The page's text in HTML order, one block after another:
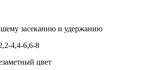
засеканию и удержанию
4,4-6,6-8
цвет